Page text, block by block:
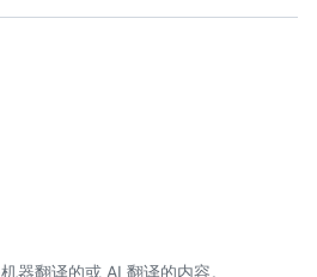
器翻译的或 AI 翻译的内容。